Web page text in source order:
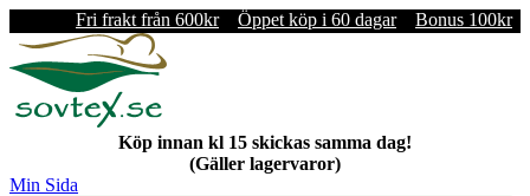
Fri frakt från 600kr Öppet köp i 60 dagar Bonus 100kr
Köp innan kl 15 skickas samma dag!
(Gäller lagervaror)
Min Sida